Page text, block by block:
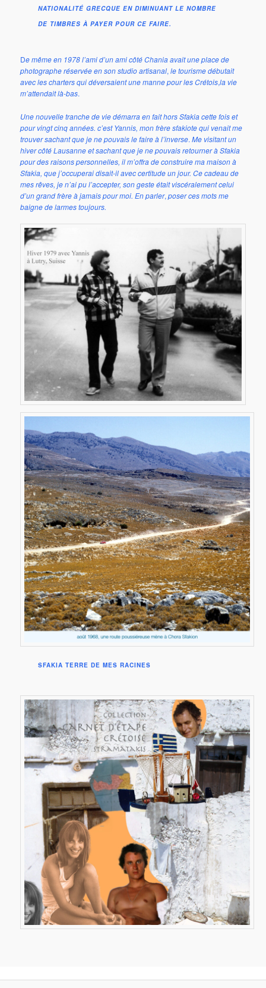
NATIONALITÉ GRECQUE EN DIMINUANT LE NOMBRE
DE TIMBRES À PAYER POUR CE FAIRE.
De même en 1978 l’ami d’un ami côté Chania avait une place de
photographe réservée en son studio artisanal,le tourisme débutait
avec les charters qui déversaient une manne pour les Crétois,la vie
m’attendait là-bas.
Une nouvelle tranche de vie démarra en fait hors Sfakia cette fois et
pour vingt cinq années. c’est Yannis, mon frère sfakiote qui venait me
trouver sachant que je ne pouvais le faire à l’inverse.Me visitant un
hiver côté Lausanne et sachant que je ne pouvais retourner à Sfakia
pour des raisons personnelles, il m’offra de construire ma maison à
Sfakia, que j’occuperai disait-il avec certitude un jour.Ce cadeau de
mes rêves, je n’ai pu l’accepter, son geste était viscéralement celui
d’un grand frère à jamais pour moi. En parler,poser ces mots me
baigne de larmes toujours.
SFAKIA TERRE DE MES RACINES